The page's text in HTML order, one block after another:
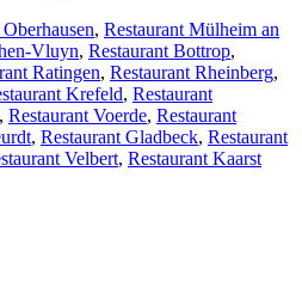
, Restaurant Mülheim an
Vluyn, Restaurant Bottrop,
Ratingen, Restaurant Rheinberg,
Krefeld, Restaurant
, Restaurant Voerde, Restaurant
, Restaurant Gladbeck, Restaurant
Velbert, Restaurant Kaarst